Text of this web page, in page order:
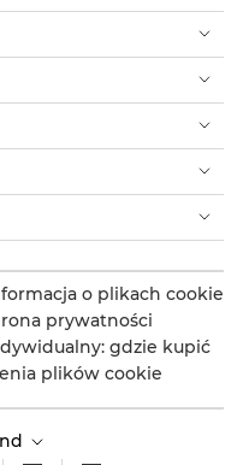
o plikach cookie
prywatności
gdzie kupić
plików cookie